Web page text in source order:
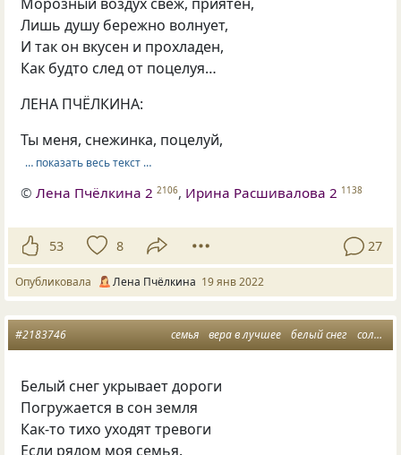
Лишь душу бережно волнует,
И так он вкусен и прохладен,
Как будто след от поцелуя…
ЛЕНА ПЧЁЛКИНА:
Ты меня, снежинка, поцелуй,
… показать весь текст …
©Лена Пчёлкина 2 2106, Ирина Расшивалова 2 1138
53 8 27
Опубликовала Лена Пчёлкина 19 янв 2022
семья вера в лучшее белый снег солнечный день
#2183746
Белый снег укрывает дороги
Погружается в сон земля
Как-то тихо уходят тревоги
Если рядом моя семья.